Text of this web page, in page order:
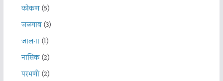
कोकण(5)
जळगाव(3)
जालना(1)
नासिक(2)
परभणी(2)